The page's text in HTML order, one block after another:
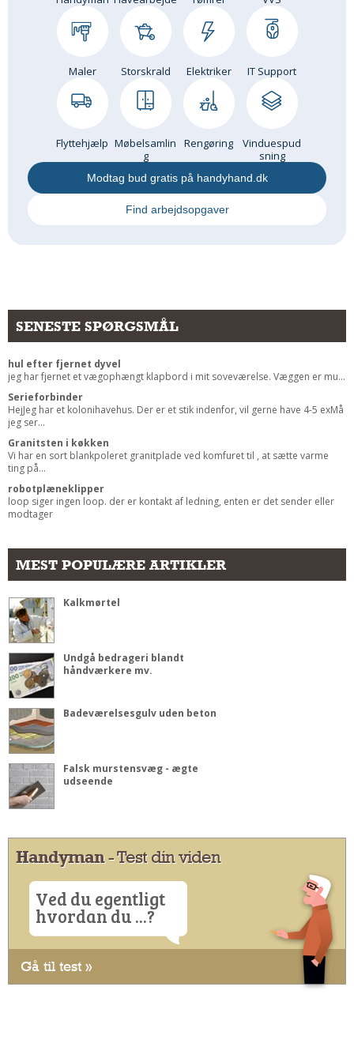
RENGØRING
Maler Storskrald Elektriker IT Support
Flyttehjælp Møbelsamlin
g
Rengøring
Vinduespud
sning
Modtag bud gratis på handyhand.dk
Find arbejdsopgaver
SENESTE SPØRGSMÅL
hul efter fjernet dyvel
jeg har fjernet et vægophængt klapbord i mit soveværelse. Væggen er mu...
Serieforbinder
HejJeg har et kolonihavehus. Der er et stik indenfor, vil gerne have 4-5 exMå
jeg ser...
Granitsten i køkken
Vi har en sort blankpoleret granitplade ved komfuret til , at sætte varme
ting på...
robotplæneklipper
loop siger ingen loop. der er kontakt af ledning, enten er det sender eller
modtager
MEST POPULÆRE ARTIKLER
Kalkmørtel
Undgå bedrageri blandt
håndværkere mv.
Badeværelsesgulv uden beton
Falsk murstensvæg - ægte
udseende
Handyman- Test din viden
Ved du egentligt
hvordan du ...?
Gå til test »